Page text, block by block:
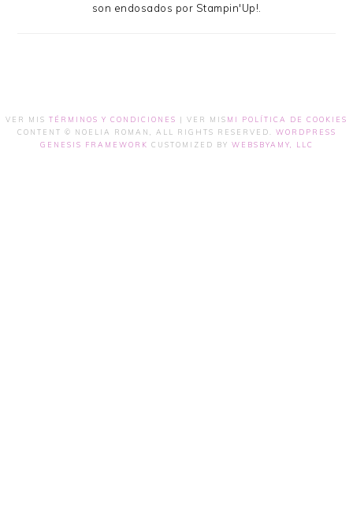
son endosados por Stampin'Up!.
VER MIS TÉRMINOS Y CONDICIONES | VER MIS MI POLÍTICA DE COOKIES
CONTENT © NOELIA ROMAN, ALL RIGHTS RESERVED. WORDPRESS
GENESIS FRAMEWORK CUSTOMIZED BY WEBSBYAMY, LLC